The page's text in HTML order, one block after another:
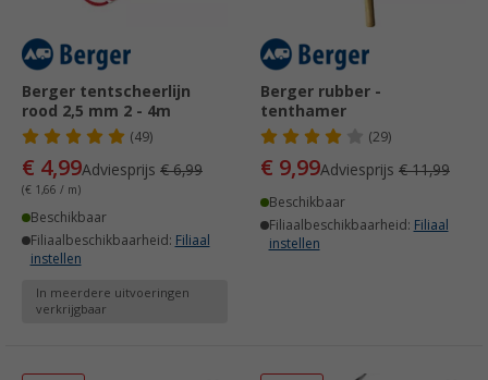
Berger tentscheerlijn
rood 2,5 mm 2 - 4m
(49)
€ 4,99Adviesprijs € 6,99
(€ 1,66 / m)
Beschikbaar
Filiaalbeschikbaarheid: Filiaal
instellen
In meerdere uitvoeringen
verkrijgbaar
Berger rubber -
tenthamer
(29)
€ 9,99Adviesprijs € 11,99
Beschikbaar
Filiaalbeschikbaarheid: Filiaal
instellen